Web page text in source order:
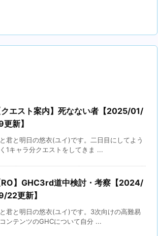
クエスト案内】死なない者【2025/01/
新】
君と明日の悠衣(ユイ)です。二日目にしてよう
1キャラ分クエストをしてきま ...
RO】GHC3rd道中検討・考察【2024/
22更新】
君と明日の悠衣(ユイ)です。3次向けの高難易
ンテンツのGHCについて自分 ...